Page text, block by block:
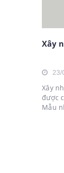
Xây
23/
Xây
được
Mẫu